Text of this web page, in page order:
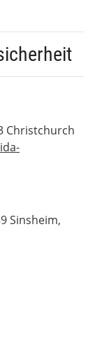
Christchurch
Sinsheim,